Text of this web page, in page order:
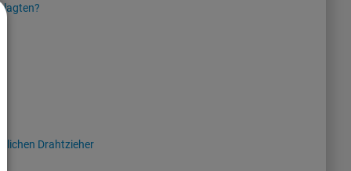
Drahtzieher